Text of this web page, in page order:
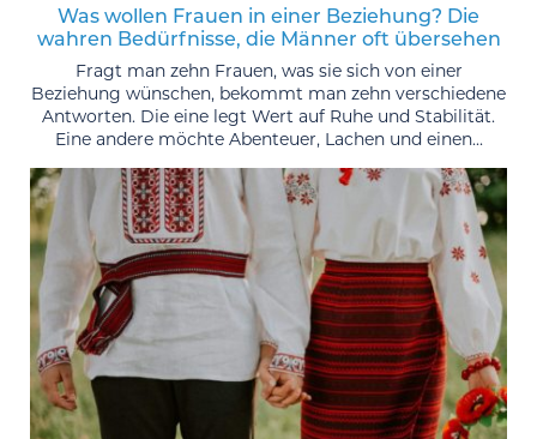
Was wollen Frauen in einer Beziehung? Die
wahren Bedürfnisse, die Männer oft übersehen
Fragt man zehn Frauen, was sie sich von einer
Beziehung wünschen, bekommt man zehn verschiedene
Antworten. Die eine legt Wert auf Ruhe und Stabilität.
Eine andere möchte Abenteuer, Lachen und einen...